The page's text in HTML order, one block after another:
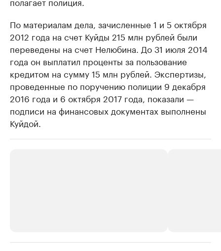
По материалам дела, зачисленные 1 и 5 октября
2012 года на счет Куйды 215 млн рублей были
переведены на счет Нелюбина. До 31 июля 2014
года он выплатил проценты за пользование
кредитом на сумму 15 млн рублей. Экспертизы,
проведенные по поручению полиции 9 декабря
2016 года и 6 октября 2017 года, показали —
подписи на финансовых документах выполнены
Куйдой.